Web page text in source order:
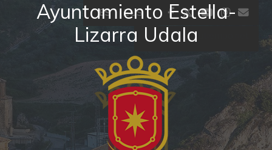
Ayuntamiento Estella-
Lizarra Udala
Ir al contenido ES EUS facebook
twitter
youtube
El tiempo - Tutiempo.net